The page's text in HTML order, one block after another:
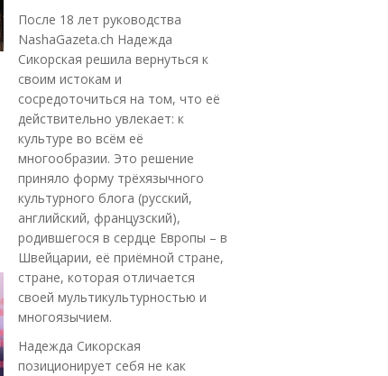
После 18 лет руководства
NashaGazeta.ch Надежда
Сикорская решила вернуться к
своим истокам и
сосредоточиться на том, что её
действительно увлекает: к
культуре во всём её
многообразии. Это решение
приняло форму трёхязычного
культурного блога (русский,
английский, французский),
родившегося в сердце Европы – в
Швейцарии, её приёмной стране,
стране, которая отличается
своей мультикультурностью и
многоязычием.
Надежда Сикорская
позиционирует себя не как